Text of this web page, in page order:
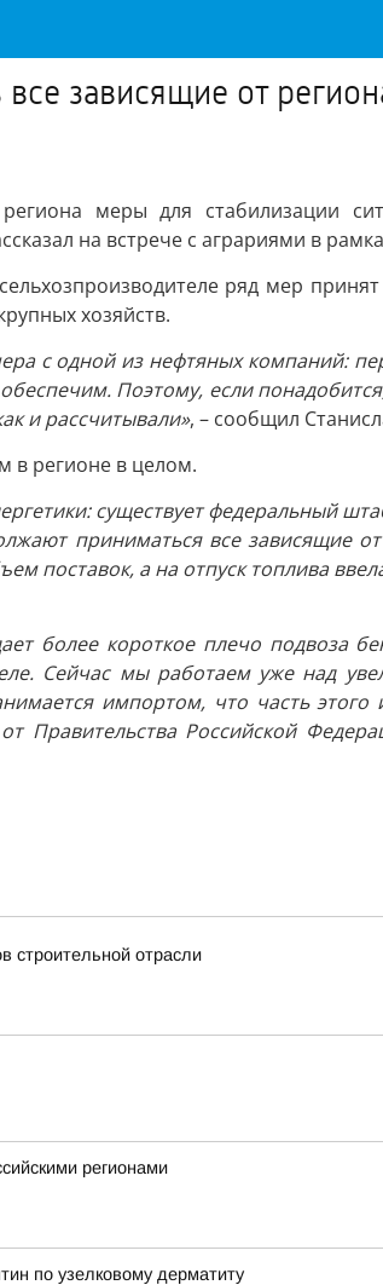
зависящие от
меры для стабилизации
на встрече с аграриями в
ряд мер
хозяйств.
с одной из нефтяных
Поэтому, если
и рассчитывали», – сообщил
в регионе в целом.
существует федеральный
приниматься все
поставок, а на отпуск топлива
более короткое плечо подвоза
Сейчас мы работаем уже над
импортом, что часть
Правительства Российской
строительной отрасли
регионами
по узелковому дерматиту